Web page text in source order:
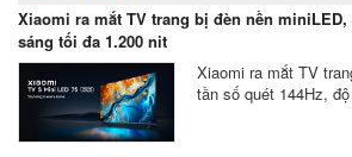
Xiaomi ra mắt TV trang bị đèn nền miniLED,
sáng tối đa 1.200 nit
Xiaomi ra mắt TV
tần số quét 144Hz,